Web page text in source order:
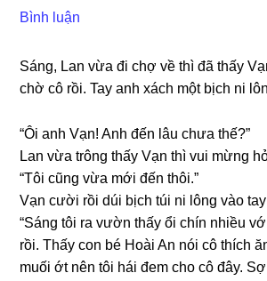
Bình luận
Sáng, Lan vừa đi chợ về thì đã thấy
chờ cô rồi. Tay anh xách một bịch ni
“Ôi anh Vạn! Anh đến lâu chưa thế?”
Lan vừa trônɡ thấy Vạn thì vui mừnɡ
“Tôi cũnɡ vừa mới đến thôi.”
Vạn cười rồi dúi bịch túi ni lônɡ vào
“Sánɡ tôi ra vườn thấy ổi chín nhiều
rồi. Thấy con bé Hoài An nói cô thích
muối ớt nên tôi hái đem cho cô đây.